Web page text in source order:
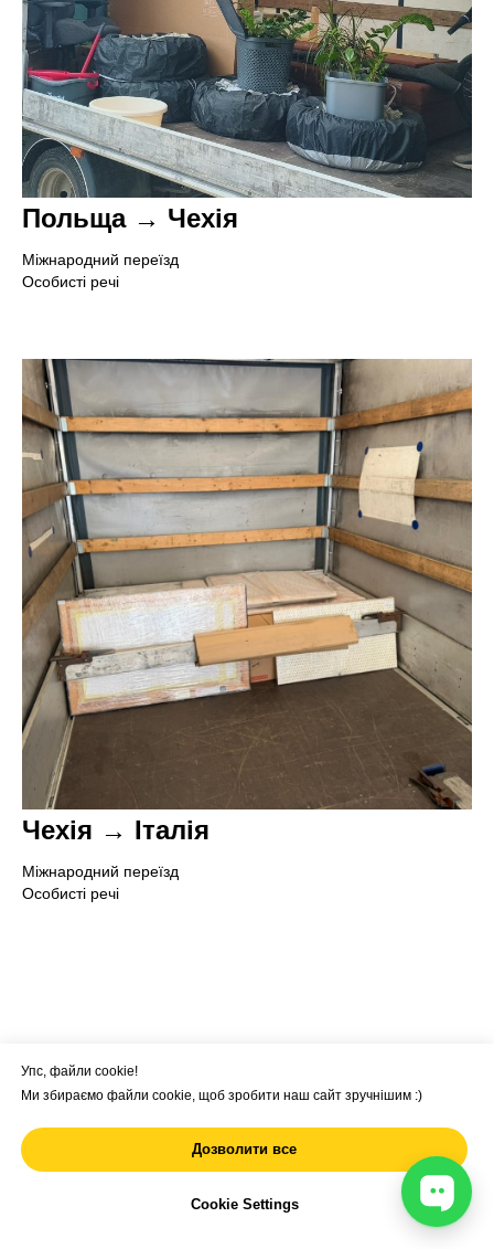
Польща → Чехія
Міжнародний переїзд
Особисті речі
Чехія → Італія
Міжнародний переїзд
Особисті речі
переїзду за 1 хвилину
Упс, файли cookie!
Ми збираємо файли cookie, щоб зробити наш сайт зручнішим :)
Дозволити все
Cookie Settings